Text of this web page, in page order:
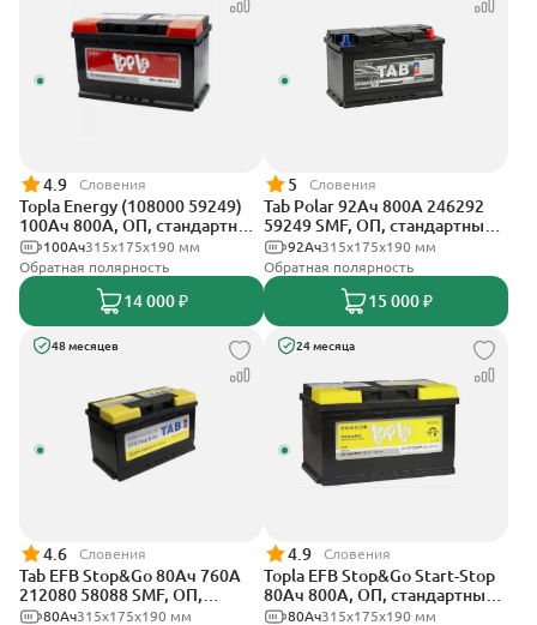
4.9 Словения
Topla Energy (108000 59249)
100Ач 800А, ОП, стандартные
клеммы315x175x190 мм
100Ач
Обратная полярность
14 000 ₽
5 Словения
Tab Polar 92Ач 800А 246292
59249 SMF, ОП, стандартные
клеммы315x175x190 мм
92Ач
Обратная полярность
15 000 ₽
48 месяцев
4.6 Словения
Tab EFB Stop&Go 80Ач 760А
212080 58088 SMF, ОП,
стандартные клеммы
315x175x190 мм
80Ач
24 месяца
4.9 Словения
Topla EFB Stop&Go Start-Stop
80Ач 800А, ОП, стандартные
клеммы315x175x190 мм
80Ач